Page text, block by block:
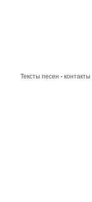
Тексты песен - контакты